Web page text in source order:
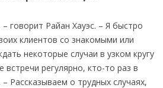
говорит Райан Хауэс. – Я быстро
клиентов со знакомыми или
некоторые случаи в узком кругу
регулярно, кто-то раз в
Рассказываем о трудных случаях,